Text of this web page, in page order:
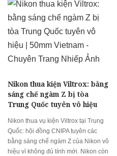
Nikon thua kiện Viltrox: bằng
sáng chế ngàm Z bị tòa
Trung Quốc tuyên vô hiệu
Nikon thua vụ kiện Viltrox tại Trung
Quốc: hội đồng CNIPA tuyên các
bằng sáng chế ngàm Z của Nikon vô
hiệu vì không đủ tính mới. Nikon còn